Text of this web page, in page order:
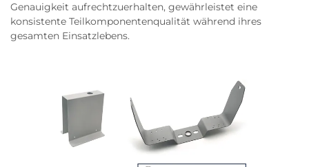
Genauigkeit aufrechtzuerhalten, gewährleistet eine
konsistente Teilkomponentenqualität während ihres
gesamten Einsatzlebens.